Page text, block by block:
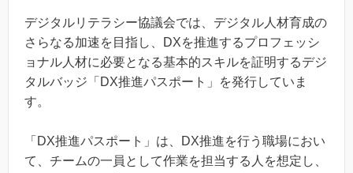
デジタルリテラシー協議会では、デジタル人材育成の
さらなる加速を目指し、DXを推進するプロフェッシ
ョナル人材に必要となる基本的スキルを証明するデジ
タルバッジ「DX推進パスポート」を発行していま
す。
「DX推進パスポート」は、DX推進を行う職場におい
て、チームの一員として作業を担当する人を想定し、